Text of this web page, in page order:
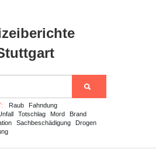
Raub
Fahndung
Totschlag Mord
Brand
Sachbeschädigung
Drogen